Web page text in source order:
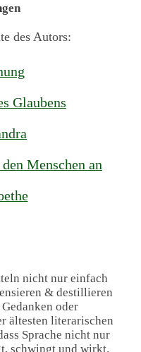
des Autors:
Glaubens
Menschen an
nicht nur einfach
& destillieren
oder
ältesten literarischen
Sprache nicht nur
schwingt und wirkt.